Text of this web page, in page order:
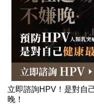
立即諮詢HPV！是對自
晚！